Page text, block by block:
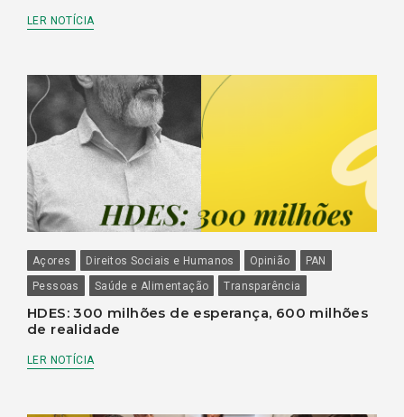
LER NOTÍCIA
Açores Direitos Sociais e Humanos Opinião
PAN
Pessoas
Saúde e Alimentação Transparência
HDES: 300 milhões de esperança, 600 milhões
de realidade
LER NOTÍCIA